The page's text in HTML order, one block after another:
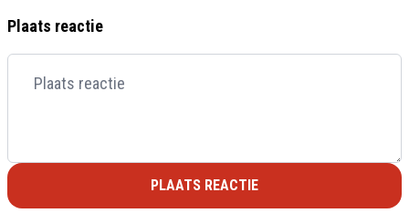
Plaats reactie
PLAATS REACTIE